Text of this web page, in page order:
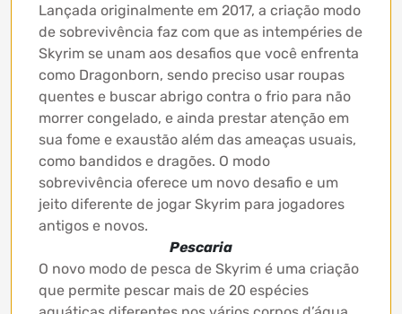
Lançada originalmente em 2017, a criação modo
de sobrevivência faz com que as intempéries de
Skyrim se unam aos desafios que você enfrenta
como Dragonborn, sendo preciso usar roupas
quentes e buscar abrigo contra o frio para não
morrer congelado, e ainda prestar atenção em
sua fome e exaustão além das ameaças usuais,
como bandidos e dragões. O modo
sobrevivência oferece um novo desafio e um
jeito diferente de jogar Skyrim para jogadores
antigos e novos.
Pescaria
O novo modo de pesca de Skyrim é uma criação
que permite pescar mais de 20 espécies